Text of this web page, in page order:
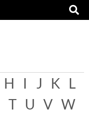
H I J K L
T U V W